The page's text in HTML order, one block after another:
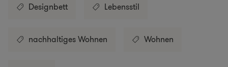
Designbett Lebensstil
nachhaltiges Wohnen Wohnen